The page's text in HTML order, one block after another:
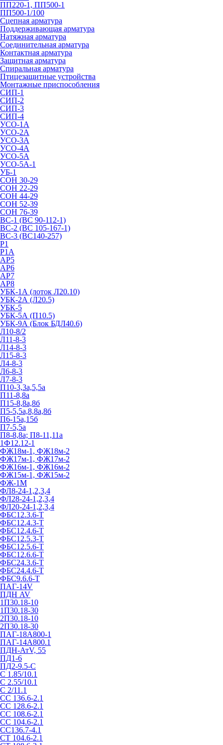
ПП220-1, ПП500-1
ПП500-1/100
Сцепная арматура
Поддерживающая арматура
Натяжная арматура
Соединительная арматура
Контактная арматура
Защитная арматура
Спиральная арматура
Птицезащитные устройства
Монтажные приспособления
СИП-1
СИП-2
СИП-3
СИП-4
УСО-1А
УСО-2А
УСО-3А
УСО-4А
УСО-5А
УСО-5А-1
УБ-1
СОН 30-29
СОН 22-29
СОН 44-29
СОН 52-39
СОН 76-39
ВС-1 (ВС 90-112-1)
ВС-2 (ВС 105-167-1)
ВС-3 (ВС140-257)
Р1
Р1А
АР5
АР6
АР7
АР8
УБК-1А (лоток Л20.10)
УБК-2А (Л20.5)
УБК-5
УБК-5А (П10.5)
УБК-9А (Блок БДЛ40.6)
Л10-8/2
Л11-8-3
Л14-8-3
Л15-8-3
Л4-8-3
Л6-8-3
Л7-8-3
П10-3,3а,5,5а
П11-8,8а
П15-8,8а,8б
П5-5,5а,8,8а,8б
П6-15а,15б
П7-5,5а
П8-8,8а; П8-11,11а
1Ф12.12-1
ФЖ18м-1, ФЖ18м-2
ФЖ17м-1, ФЖ17м-2
ФЖ16м-1, ФЖ16м-2
ФЖ15м-1, ФЖ15м-2
ФЖ-1М
ФЛ8-24-1,2,3,4
ФЛ28-24-1,2,3,4
ФЛ20-24-1,2,3,4
ФБС12.3.6-Т
ФБС12.4.3-Т
ФБС12.4.6-Т
ФБС12.5.3-Т
ФБС12.5.6-Т
ФБС12.6.6-Т
ФБС24.3.6-Т
ФБС24.4.6-Т
ФБС9.6.6-Т
ПАГ-14V
ПДН AV
1П30.18-10
1П30.18-30
2П30.18-10
2П30.18-30
ПАГ-18А800-1
ПАГ-14А800.1
ПДН-АтV, 55
ПД1-6
ПД2-9.5-С
С 1.85/10.1
С 2.55/10.1
С 2/11.1
СС 136.6-2.1
СС 128.6-2.1
СС 108.6-2.1
СС 104.6-2.1
СС136.7-4.1
СТ 104.6-2.1